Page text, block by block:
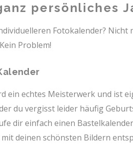
persönliches
Fotokalender?
Problem!
ein echtes Meisterwerk und ist
du vergisst leider häufig
dir einfach einen
deinen schönsten Bildern